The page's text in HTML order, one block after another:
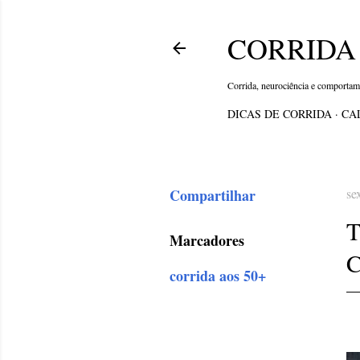
Corrida, neurociência e
DICAS DE CORRIDA
Compartilhar
Marcadores
corrida aos 50+